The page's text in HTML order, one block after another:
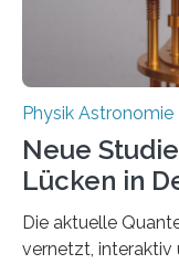
Physik Astronomie
Neue
Lücken in
Die aktuelle
vernetzt, interaktiv